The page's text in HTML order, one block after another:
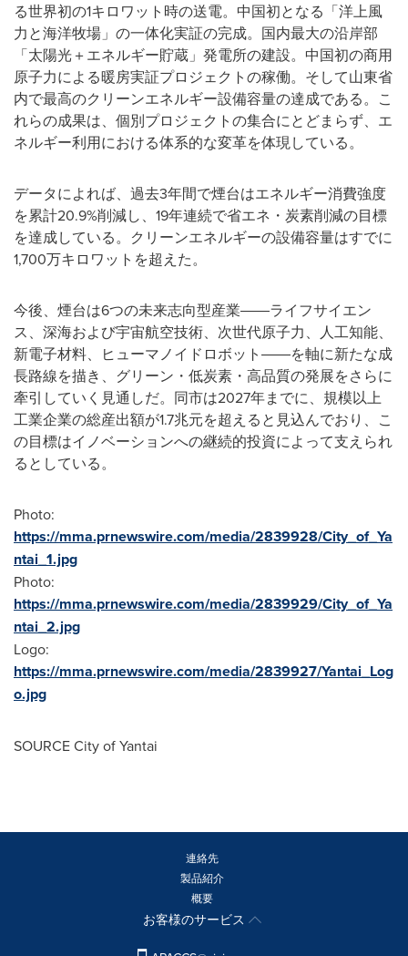
る世界初の1キロワット時の送電。中国初となる「洋上風
力と海洋牧場」の一体化実証の完成。国内最大の沿岸部
「太陽光＋エネルギー貯蔵」発電所の建設。中国初の商用
原子力による暖房実証プロジェクトの稼働。そして山東省
内で最高のクリーンエネルギー設備容量の達成である。こ
れらの成果は、個別プロジェクトの集合にとどまらず、エ
ネルギー利用における体系的な変革を体現している。
データによれば、過去3年間で煙台はエネルギー消費強度
を累計20.9%削減し、19年連続で省エネ・炭素削減の目標
を達成している。クリーンエネルギーの設備容量はすでに
1,700万キロワットを超えた。
今後、煙台は6つの未来志向型産業――ライフサイエン
ス、深海および宇宙航空技術、次世代原子力、人工知能、
新電子材料、ヒューマノイドロボット――を軸に新たな成
長路線を描き、グリーン・低炭素・高品質の発展をさらに
牽引していく見通しだ。同市は2027年までに、規模以上
工業企業の総産出額が1.7兆元を超えると見込んでおり、こ
の目標はイノベーションへの継続的投資によって支えられ
るとしている。
Photo:
https://mma.prnewswire.com/media/2839928/City_of_Ya
ntai_1.jpg
Photo:
https://mma.prnewswire.com/media/2839929/City_of_Ya
ntai_2.jpg
Logo:
https://mma.prnewswire.com/media/2839927/Yantai_Log
o.jpg
SOURCE City of Yantai
連絡先
製品紹介
概要
お客様のサービス